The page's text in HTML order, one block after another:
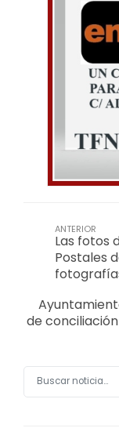
ANTERIOR
Las fotos
Postales
de